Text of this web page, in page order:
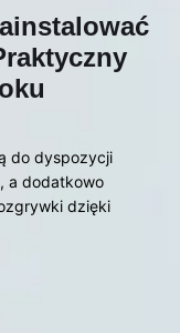
do dyspozycji
a dodatkowo
dzięki